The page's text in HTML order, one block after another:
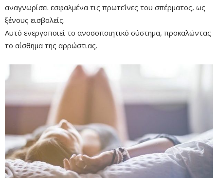
αναγνωρίσει εσφαλμένα τις πρωτεΐνες του σπέρματος, ως
ξένους εισβολείς.
Αυτό ενεργοποιεί το ανοσοποιητικό σύστημα, προκαλώντας
το αίσθημα της αρρώστιας.